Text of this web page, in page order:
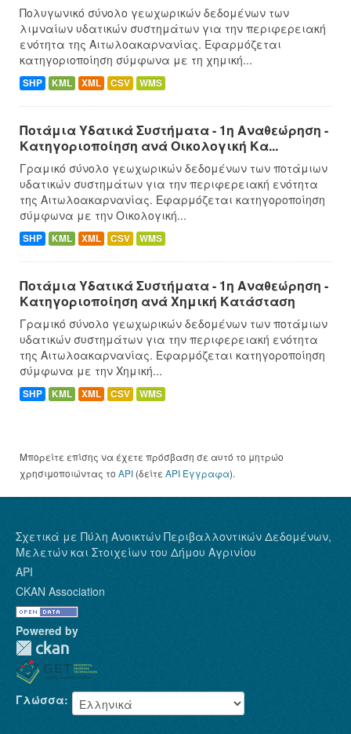
Πολυγωνικό σύνολο γεωχωρικών δεδομένων των
λιμναίων υδατικών συστημάτων για την περιφερειακή
ενότητα της Αιτωλοακαρνανίας. Εφαρμόζεται
κατηγοριοποίηση σύμφωνα με τη χημική...
SHP KML XML CSV WMS
Ποτάμια Υδατικά Συστήματα - 1η Αναθεώρηση -
Κατηγοριοποίηση ανά Οικολογική Κα...
Γραμικό σύνολο γεωχωρικών δεδομένων των ποτάμιων
υδατικών συστημάτων για την περιφερειακή ενότητα
της Αιτωλοακαρνανίας. Εφαρμόζεται κατηγοροποίηση
σύμφωνα με την Οικολογική...
SHP KML XML CSV WMS
Ποτάμια Υδατικά Συστήματα - 1η Αναθεώρηση -
Κατηγοριοποίηση ανά Χημική Κατάσταση
Γραμικό σύνολο γεωχωρικών δεδομένων των ποτάμιων
υδατικών συστημάτων για την περιφερειακή ενότητα
της Αιτωλοακαρνανίας. Εφαρμόζεται κατηγοροποίηση
σύμφωνα με την Χημική...
SHP KML XML CSV WMS
Μπορείτε επίσης να έχετε πρόσβαση σε αυτό το μητρώο
χρησιμοποιώντας το API (δείτε API Έγγραφα).
Σχετικά με Πύλη Ανοικτών Περιβαλλοντικών Δεδομένων,
Μελετών και Στοιχείων του Δήμου Αγρινίου
API
CKAN Association
Powered by
Γλώσσα